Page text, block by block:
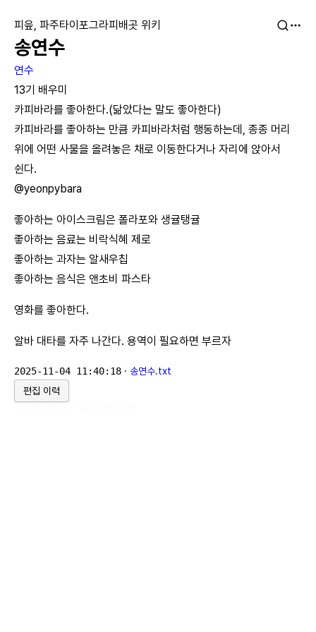
피읖, 파주타이포그라피배곳 위키
송연수
연수
13기 배우미
카피바라를 좋아한다.(닮았다는 말도 좋아한다)
카피바라를 좋아하는 만큼 카피바라처럼 행동하는데, 종종 머리
위에 어떤 사물을 올려놓은 채로 이동한다거나 자리에 앉아서
쉰다.
@yeonpybara
좋아하는 아이스크림은 폴라포와 생귤탱귤
좋아하는 음료는 비락식혜 제로
좋아하는 과자는 알새우칩
좋아하는 음식은 앤초비 파스타
영화를 좋아한다.
알바 대타를 자주 나간다. 용역이 필요하면 부르자
2025-11-04 11:40:18 · 송연수.txt
편집 이력